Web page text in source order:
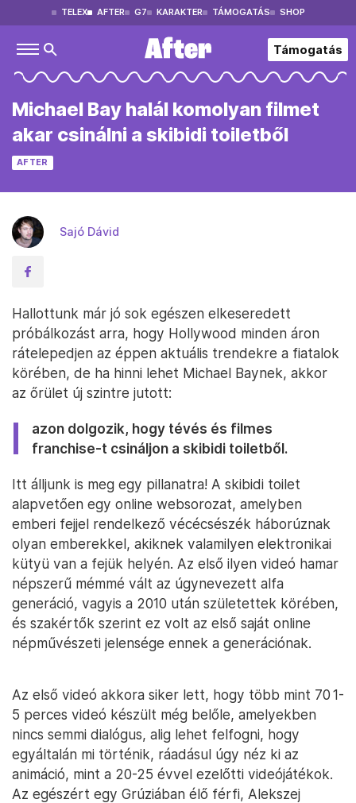
TELEX AFTER G7 KARAKTER TÁMOGATÁS SHOP
Támogatás
Michael Bay halál komolyan filmet
akar csinálni a skibidi toiletből
AFTER
Sajó Dávid
Hallottunk már jó sok egészen elkeseredett
próbálkozást arra, hogy Hollywood minden áron
rátelepedjen az éppen aktuális trendekre a fiatalok
körében, de ha hinni lehet Michael Baynek, akkor
az őrület új szintre jutott:
azon dolgozik, hogy tévés és filmes
franchise-t csináljon a skibidi toiletből.
Itt álljunk is meg egy pillanatra! A skibidi toilet
alapvetően egy online websorozat, amelyben
emberi fejjel rendelkező vécécsészék háborúznak
olyan emberekkel, akiknek valamilyen elektronikai
kütyü van a fejük helyén. Az első ilyen videó hamar
népszerű mémmé vált az úgynevezett alfa
generáció, vagyis a 2010 után születettek körében,
és szakértők szerint ez volt az első saját online
népművészeti jelensége ennek a generációnak.
Az első videó akkora siker lett, hogy több mint 70 1-
5 perces videó készült még belőle, amelyekben
nincs semmi dialógus, alig lehet felfogni, hogy
egyáltalán mi történik, ráadásul úgy néz ki az
animáció, mint a 20-25 évvel ezelőtti videójátékok.
Az egészért egy Grúziában élő férfi, Alekszej